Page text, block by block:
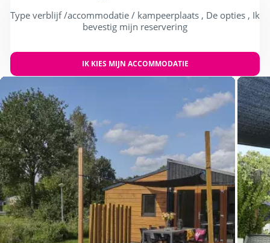
Type verblijf /accommodatie / kampeerplaats , De opties , Ik
bevestig mijn reservering
IK KIES MIJN ACCOMMODATIE